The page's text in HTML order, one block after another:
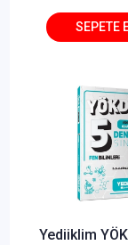
Yediiklim